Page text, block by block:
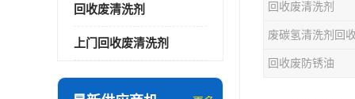
回收废清洗剂
上门回收废清洗剂
回收废清洗剂
废碳氢清洗剂回
回收废防锈油